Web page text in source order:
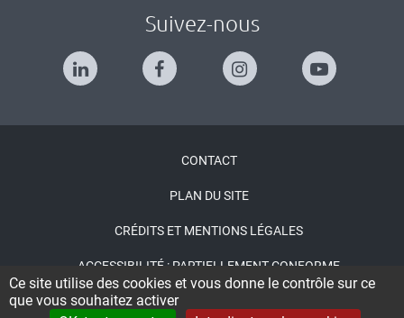
Ce site utilise des cookies et vous donne le contrôle sur ce
que vous souhaitez activer
Suivez-nous
CONTACT
PLAN DU SITE
CRÉDITS ET MENTIONS LÉGALES
ACCESSIBILITÉ : PARTIELLEMENT CONFORME
INFORMATIQUE ET LIBERTÉS